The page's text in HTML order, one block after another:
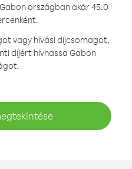
országban akár 45.0
vagy hívási díjcsomagot,
díjért hívhassa Gabon